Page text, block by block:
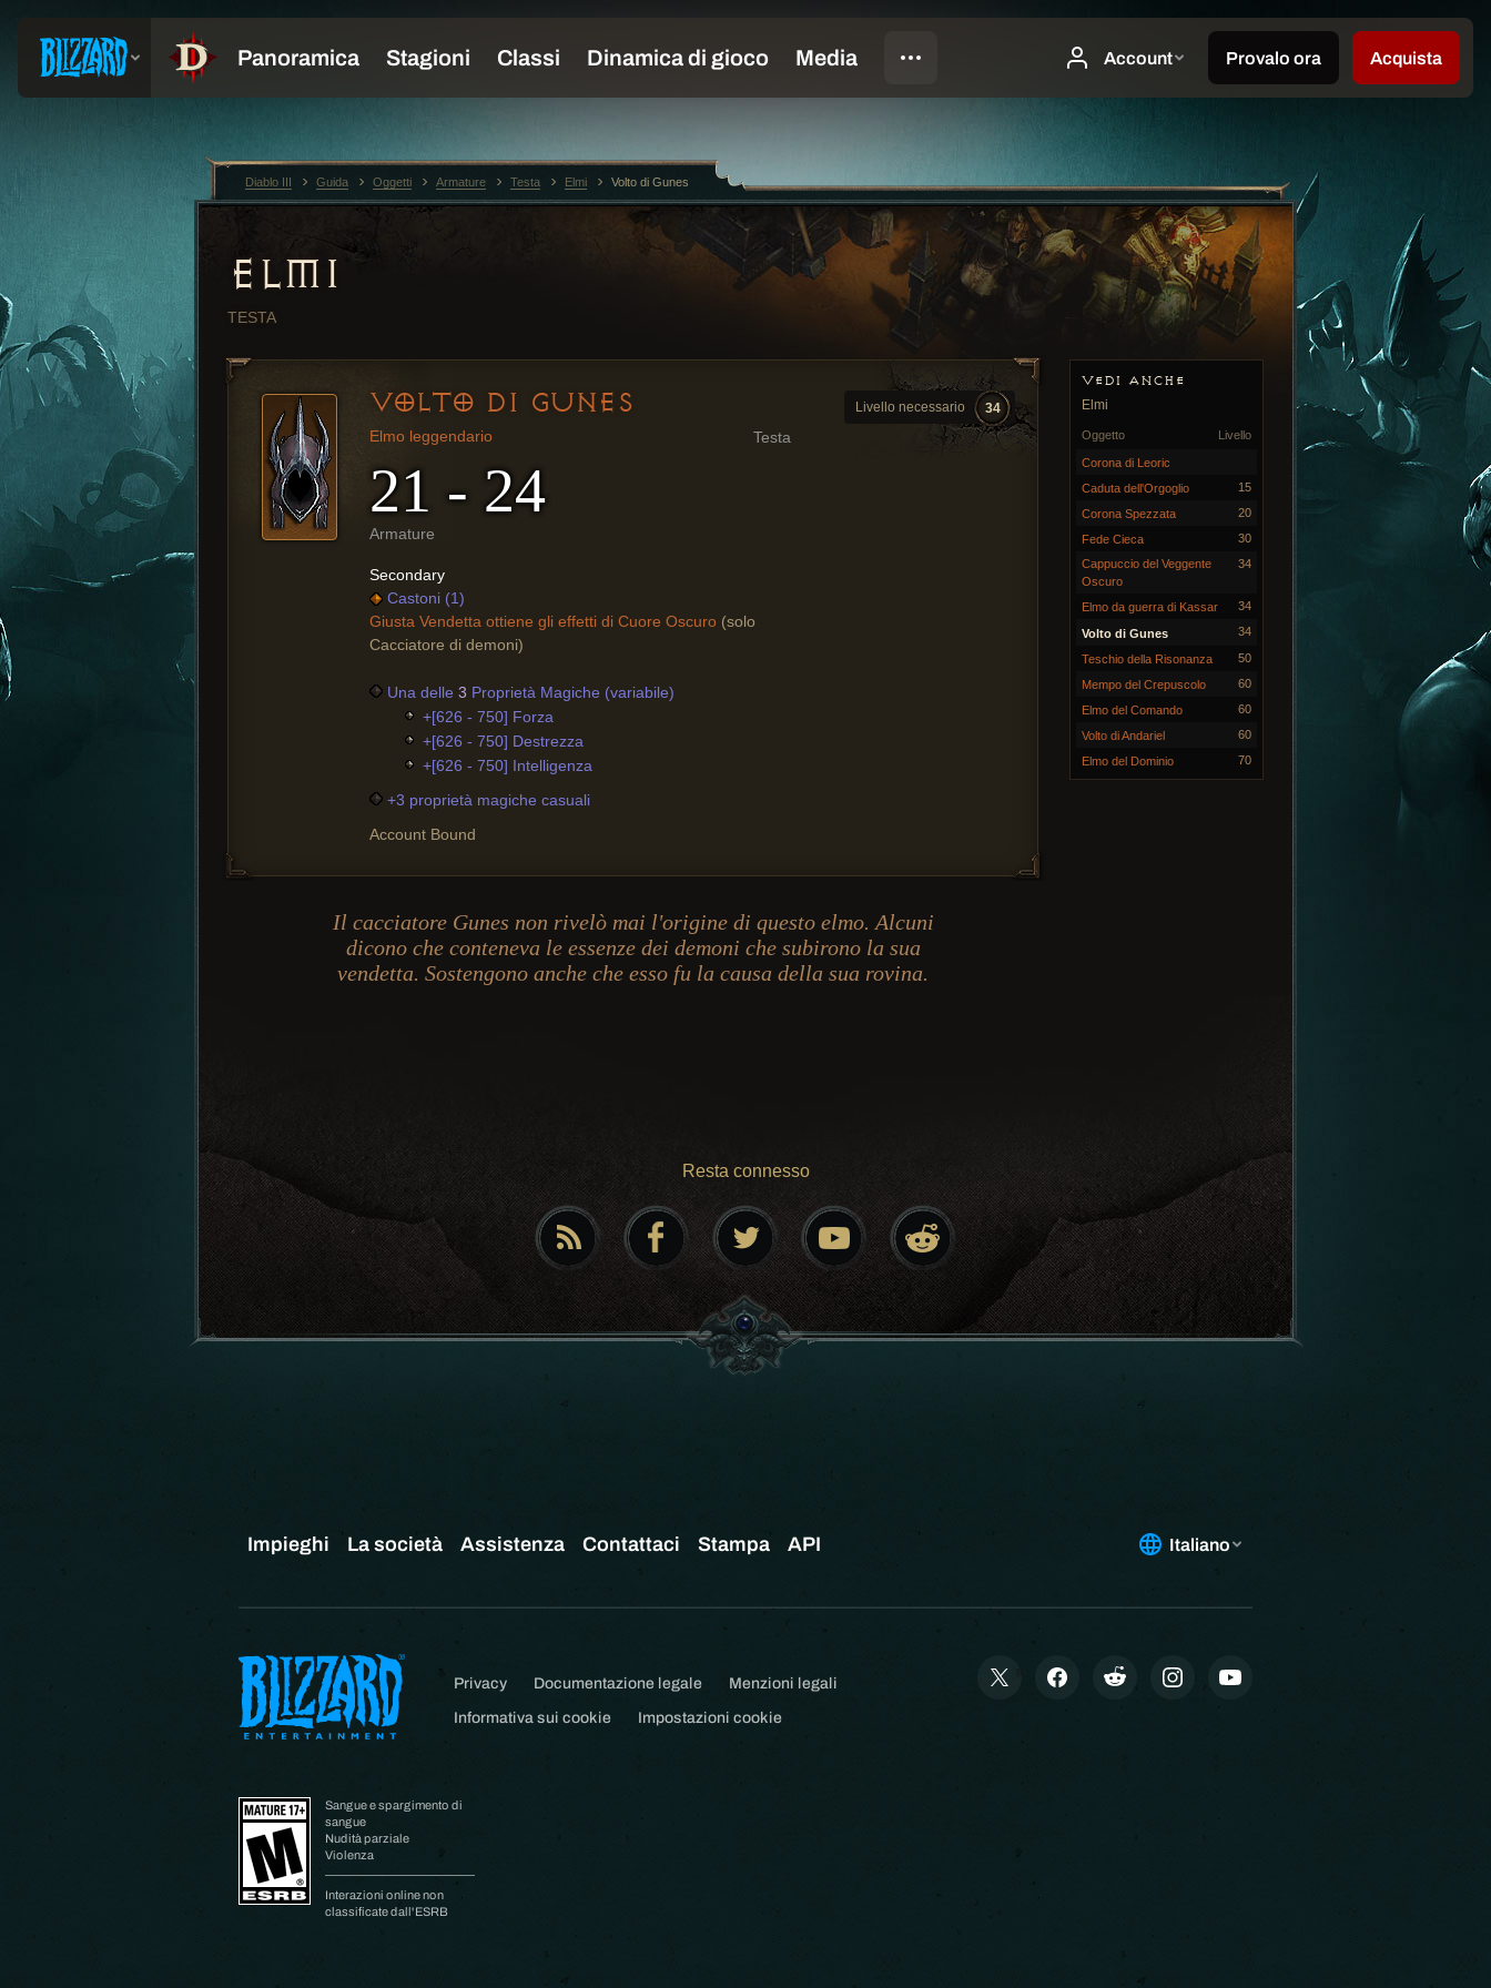
ELMI
TESTA
VEDI ANCHE
Elmi
Livello
Oggetto
Corona di Leoric
Caduta dell'Orgoglio
15
Corona Spezzata 20
Fede Cieca
30
Cappuccio del Veggente
Oscuro
34
Elmo da guerra di Kassar 34
Volto di Gunes 34
Teschio della Risonanza 50
Mempo del Crepuscolo 60
Elmo del Comando 60
Volto di Andariel 60
Elmo del Dominio 70
Livello necessario 34
VOLTO DI GUNES
Testa
Elmo leggendario
21 - 24
Armature
Secondary
Castoni (1)
Giusta Vendetta ottiene gli effetti di Cuore Oscuro (solo
Cacciatore di demoni)
Una delle 3 Proprietà Magiche (variabile)
+[626 - 750] Forza
+[626 - 750] Destrezza
+[626 - 750] Intelligenza
+3 proprietà magiche casuali
Account Bound
Il cacciatore Gunes non rivelò mai l'origine di questo elmo. Alcuni
dicono che conteneva le essenze dei demoni che subirono la sua
vendetta. Sostengono anche che esso fu la causa della sua rovina.
Resta connesso
Diablo III Guida Oggetti Armature Testa Elmi Volto di Gunes